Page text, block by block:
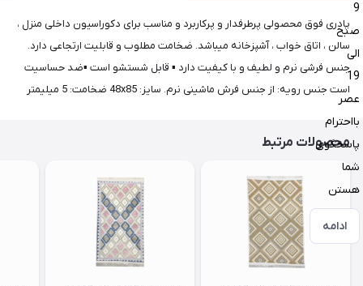
9
صبح
الی
19
عصر
بااحترام
پاسخگوی
شما
هستن
ادامه
پادری فوق محصولی پرطرفدار و پرکاربرد و مناسب برای دکوراسیون داخلی منزل ،
سالن ، اتاق خواب ، آشپزخانه میباشد. ضخامت مطلوب و قابلیت ارتجاعی دارد.
جنس فرشی نرم و لطیف و با کیفیت دارد ▪ قابل شستشو است ▪ضد حساسیت
است جنس رویه: از جنس فرش ماشینی نرم. سایز: 48x85 ضخامت: 5 میلیمتر
محصولات مرتبط